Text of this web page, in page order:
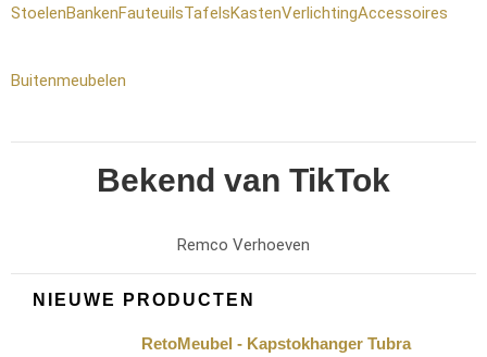
StoelenBankenFauteuilsTafelsKastenVerlichtingAccessoires
Buitenmeubelen
Bekend van TikTok
Remco Verhoeven
NIEUWE PRODUCTEN
RetoMeubel - Kapstokhanger Tubra